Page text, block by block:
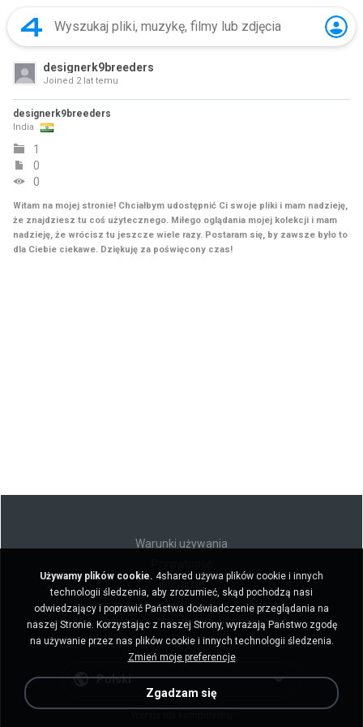
designerk9breeders
Joined 2 lat temu
designerk9breeders
India
1
0
0
Witam na mojej stronie! Chciałbym udostępnić Ci swoje pliki i mam nadzieję,
że znajdziesz tu coś użytecznego. Miłego oglądania mojej kolekcji i mam
nadzieję, że wrócisz tu jeszcze wiele razy. Postaram się, by zawsze było to
dla Ciebie ciekawe. Dziękuję za poświęcony czas!
Warunki używania
Nie sprzedawaj moich danych osobowych
Nie udostępniaj moich danych osobowych
Polski
Używamy plików cookie. 4shared używa plików cookie i innych
technologii śledzenia, aby zrozumieć, skąd pochodzą nasi
odwiedzający i poprawić Państwa doświadczenie przeglądania na
naszej Stronie. Korzystając z naszej Strony, wyrażają Państwo zgodę
na używanie przez nas plików cookie i innych technologii śledzenia.
Zmień moje preferencje
Zgadzam się